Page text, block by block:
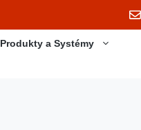
Produkty a Systémy